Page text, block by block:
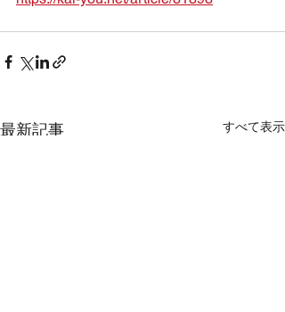
最新記事 すべて表示